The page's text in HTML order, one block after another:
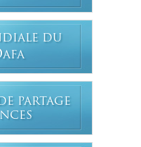
DU
AFA
PARTAGE